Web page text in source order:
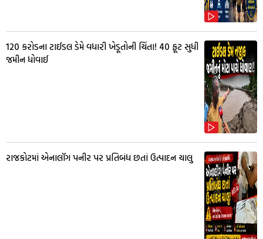
₹120 કરોડના ટાઈડલ ડેમે વધારી ખેડૂતોની ચિંતા! 40 ફૂટ સુધી
જમીન ધોવાઈ
રાજકોટમાં એનાલૉગ પનીર પર પ્રતિબંધ છતાં ઉત્પાદન ચાલુ